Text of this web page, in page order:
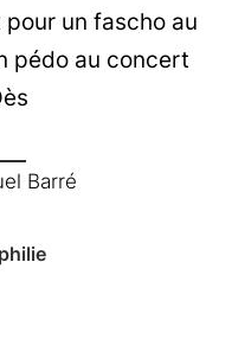
un fascho au
pédo au concert
Barré